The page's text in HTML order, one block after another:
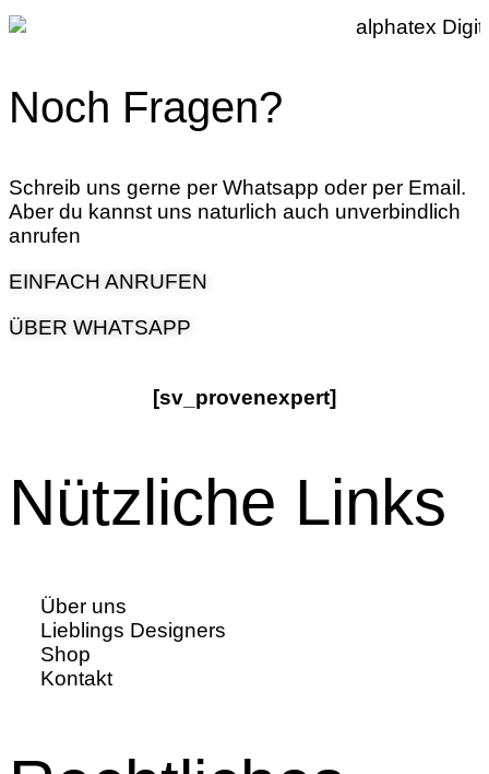
Noch Fragen?
Schreib uns gerne per Whatsapp oder per Email.
Aber du kannst uns naturlich auch unverbindlich
anrufen
EINFACH ANRUFEN
ÜBER WHATSAPP
[sv_provenexpert]
Nützliche Links
Über uns
Lieblings Designers
Shop
Kontakt